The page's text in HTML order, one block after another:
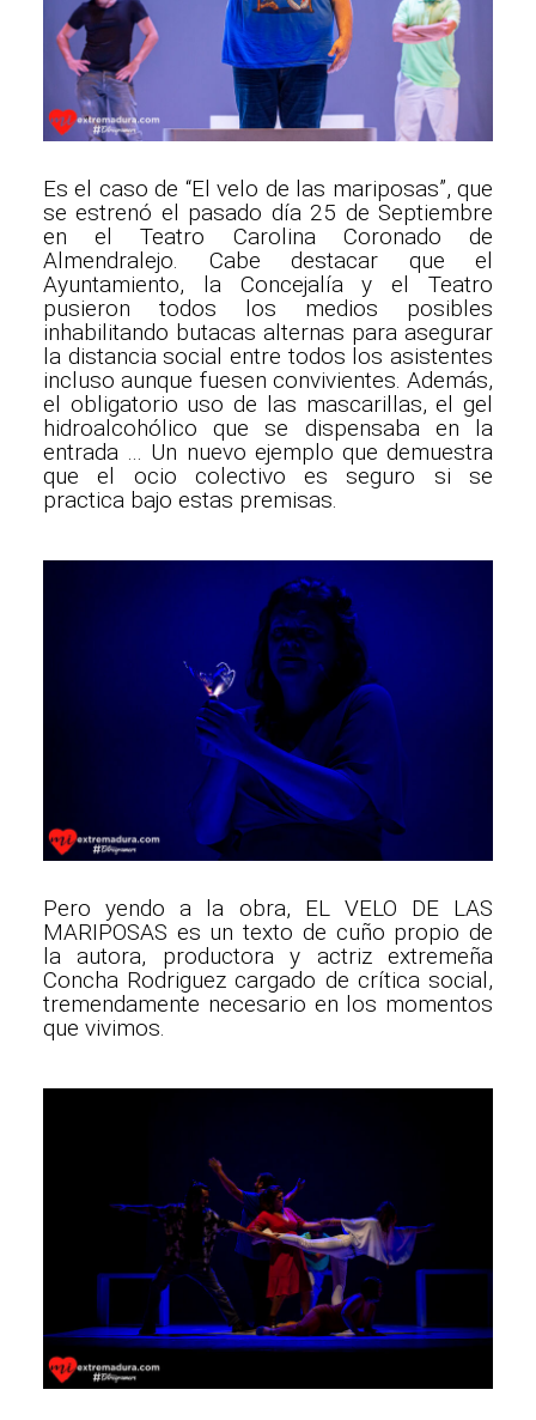
Es el caso de “El velo de las mariposas”, que
se estrenó el pasado día 25 de Septiembre
en el Teatro Carolina Coronado de
Almendralejo. Cabe destacar que el
Ayuntamiento, la Concejalía y el Teatro
pusieron todos los medios posibles
inhabilitando butacas alternas para asegurar
la distancia social entre todos los asistentes
incluso aunque fuesen convivientes. Además,
el obligatorio uso de las mascarillas, el gel
hidroalcohólico que se dispensaba en la
entrada … Un nuevo ejemplo que demuestra
que el ocio colectivo es seguro si se
practica bajo estas premisas.
Pero yendo a la obra, EL VELO DE LAS
MARIPOSAS es un texto de cuño propio de
la autora, productora y actriz extremeña
Concha Rodriguez cargado de crítica social,
tremendamente necesario en los momentos
que vivimos.